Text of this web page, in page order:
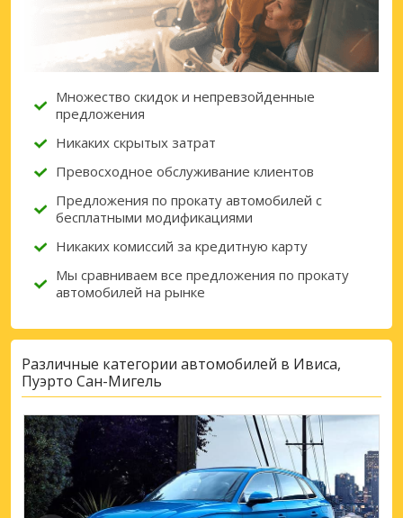
Множество скидок и непревзойденные
предложения
Никаких скрытых затрат
Превосходное обслуживание клиентов
Предложения по прокату автомобилей с
бесплатными модификациями
Никаких комиссий за кредитную карту
Мы сравниваем все предложения по прокату
автомобилей на рынке
Различные категории автомобилей в Ивиса,
Пуэрто Сан-Мигель